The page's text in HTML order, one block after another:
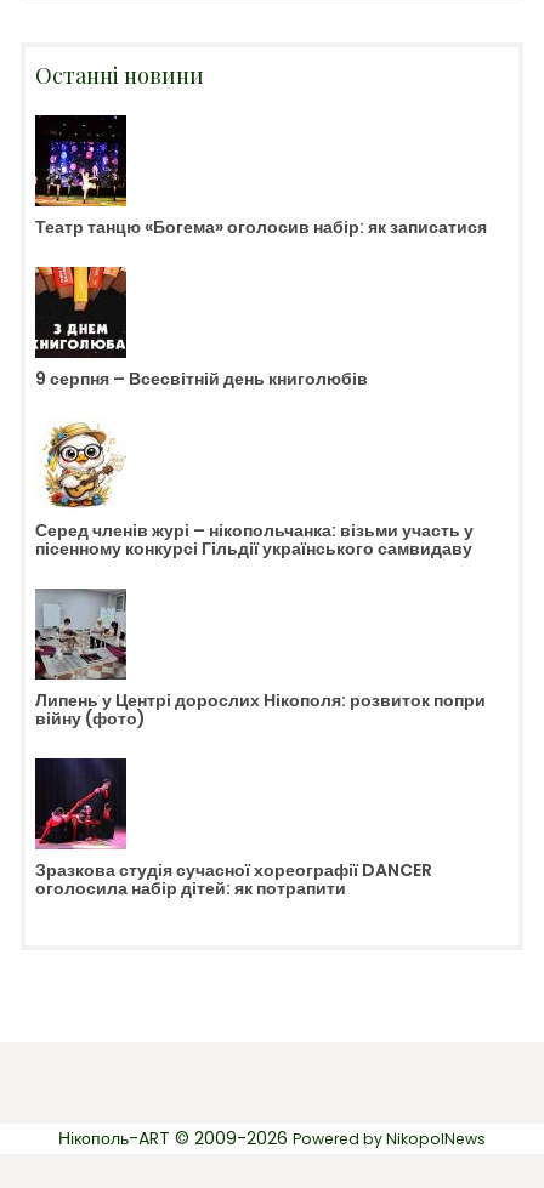
Останні новини
Театр танцю «Богема» оголосив набір: як записатися
9 серпня – Всесвітній день книголюбів
Серед членів журі – нікопольчанка: візьми участь у
пісенному конкурсі Гільдії українського самвидаву
Липень у Центрі дорослих Нікополя: розвиток попри
війну (фото)
Зразкова студія сучасної хореографії DANCER
оголосила набір дітей: як потрапити
Нікополь-ART © 2009-2026 Powered byNikopolNews